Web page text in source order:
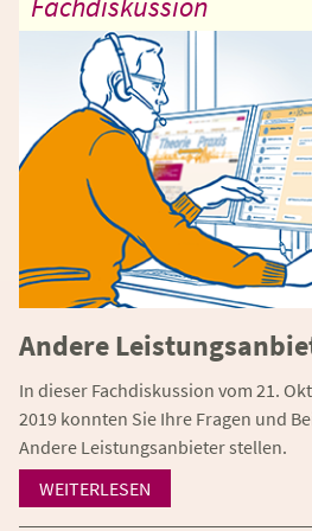
Andere
In dieser Fachdiskussion vom 21.
2019 konnten Sie Ihre Fragen und
Andere Leistungsanbieter stellen.
WEITERLESEN